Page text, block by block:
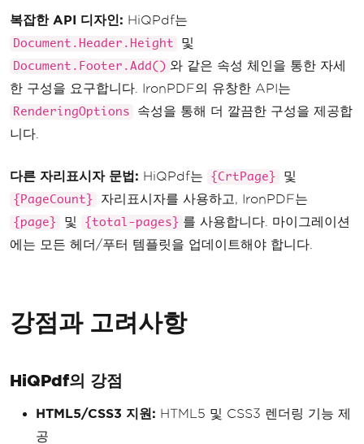
복잡한 API 디자인: HiQPdf는
Document.Header.Height 및
Document.Footer.Add() 와 같은 속성 체인을 통한 자세
한 구성을 요구합니다. IronPDF의 유창한 API는
RenderingOptions
속성을 통해 더 깔끔한 구성을 제공합
니다.
다른 자리표시자 문법: HiQPdf는 {CrtPage} 및
{PageCount} 자리표시자를 사용하고, IronPDF는
{page} 및 {total-pages} 를 사용합니다. 마이그레이션
에는 모든 헤더/푸터 템플릿을 업데이트해야 합니다.
강점과 고려사항
HiQPdf의 강점
HTML5/CSS3 지원: HTML5 및 CSS3 렌더링 기능 제
공